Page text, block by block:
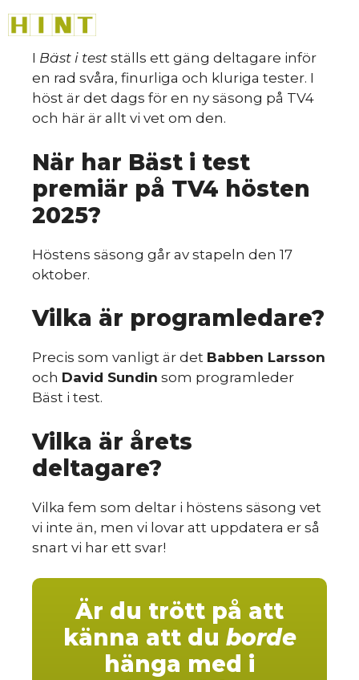
till
innehåll
I Bäst i test ställs ett gäng deltagare inför
en rad svåra, finurliga och kluriga tester. I
höst är det dags för en ny säsong på TV4
och här är allt vi vet om den.
När har Bäst i test
premiär på TV4 hösten
2025?
Höstens säsong går av stapeln den 17
oktober.
Vilka är programledare?
Precis som vanligt är det Babben Larsson
och David Sundin som programleder
Bäst i test.
Vilka är årets
deltagare?
Vilka fem som deltar i höstens säsong vet
vi inte än, men vi lovar att uppdatera er så
snart vi har ett svar!
Är du trött på att
känna att du borde
hänga med i
HINT»
Så